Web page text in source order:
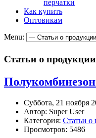
перчатки
Как купить
Оптовикам
Menu:
Статьи о продукции
Суббота, 21 ноября
Автор: Super User
Категория: Статьи о
Просмотров: 5486